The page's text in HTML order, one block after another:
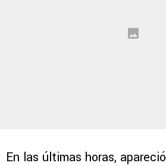
En las últimas horas,